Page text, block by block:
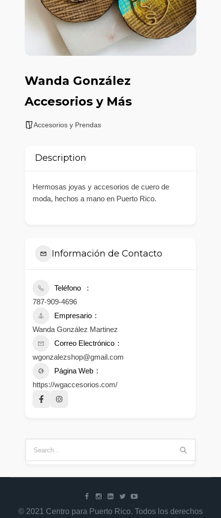
Wanda González
Accesorios y Más
Accesorios y Prendas
Description
Hermosas joyas y accesorios de cuero de
moda, hechos a mano en Puerto Rico.
Información de Contacto
Teléfono
787-909-4696
Empresario
Wanda González Martinez
Correo Electrónico
wgonzalezshop@gmail.com
Página Web
https://wgaccesorios.com/
© 2021 Centro para Puerto Rico. Todos los derechos